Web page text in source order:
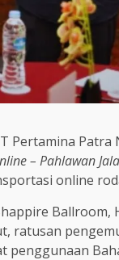
Pertamina Patra
– Pahlawan
online
Ballroom,
ratusan